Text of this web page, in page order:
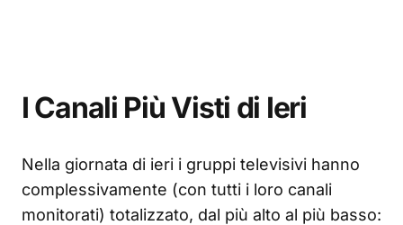
I Canali Più Visti di Ieri
Nella giornata di ieri i gruppi televisivi hanno
complessivamente (con tutti i loro canali
monitorati) totalizzato, dal più alto al più basso: